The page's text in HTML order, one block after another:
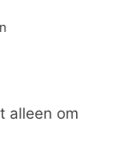
alleen om